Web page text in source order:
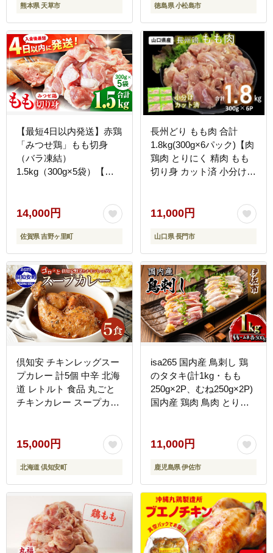
熊本県 天草市
肉 鳥肉 とりにく ハーブ
プレーン おすすめ グルメ
冷凍 徳島県
徳島県 小松島市
【最短4日以内発送】赤鶏
「みつせ鶏」もも切身
（バラ凍結）
1.5kg（300g×5袋）【ス
[FAE047]
14,000円
佐賀県 吉野ヶ里町
長州どり もも肉 合計
1.8kg(300g×6パック)【肉
鶏肉 とりにく 精肉 もも
切り身 カット済 小分け
11,000円
山口県 長門市
倶知安 チキンレッグスー
プカレー 計5個 中辛 北海
道 レトルト 食品 丸ごと
チキンカレー スープカレ
15,000円
北海道 倶知安町
isa265 国内産 鳥刺し 鶏
のタタキ(計1kg・もも
250g×2P、むね250g×2P)
国内産 鶏肉 鳥肉 とりに
まみ 晩酌 食べ比べ たた
11,000円
鹿児島県 伊佐市